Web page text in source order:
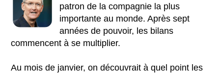
patron de la compagnie la plus
importante au monde. Après sept
années de pouvoir, les bilans
commencent à se multiplier.
Au mois de janvier, on découvrait à quel point les